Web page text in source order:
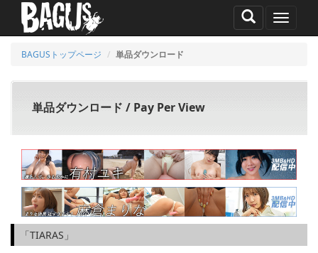
MENU
BAGUSトップページ 単品ダウンロード
単品ダウンロード / Pay Per View
「TIARAS」